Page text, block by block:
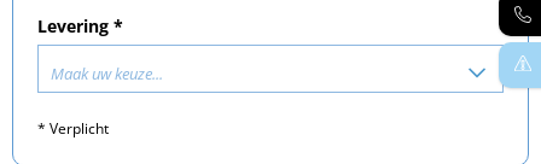
Levering *
Maak uw keuze...
* Verplicht